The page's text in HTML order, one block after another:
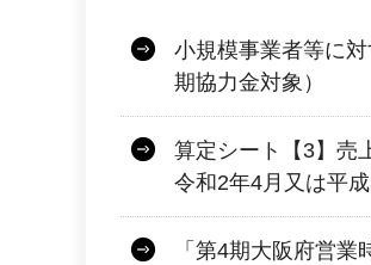
小規模事業者等に
期協力金対象）
算定シート【3】売
令和2年4月又は平
「第4期大阪府営